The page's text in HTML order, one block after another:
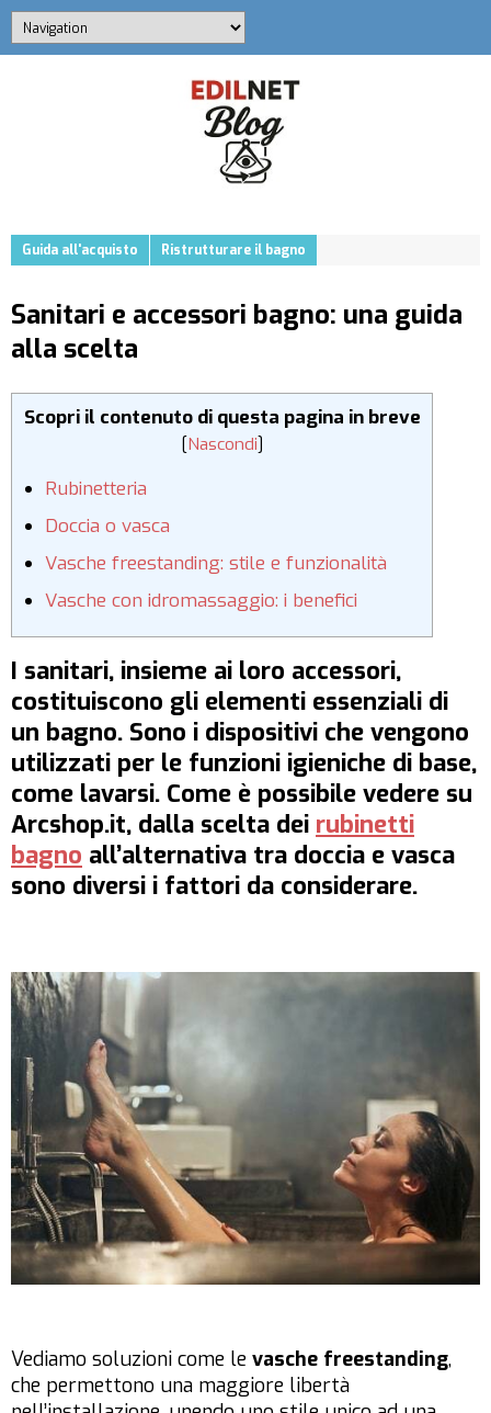
Guida all'acquisto Ristrutturare il bagno
Sanitari e accessori bagno: una guida
alla scelta
Scopri il contenuto di questa pagina in breve
[Nascondi]
Rubinetteria
Doccia o vasca
Vasche freestanding: stile e funzionalità
Vasche con idromassaggio: i benefici
I sanitari, insieme ai loro accessori,
costituiscono gli elementi essenziali di
un bagno. Sono i dispositivi che vengono
utilizzati per le funzioni igieniche di base,
come lavarsi. Come è possibile vedere su
Arcshop.it, dalla scelta dei rubinetti
bagno all’alternativa tra doccia e vasca
sono diversi i fattori da considerare.
Vediamo soluzioni come le vasche freestanding,
che permettono una maggiore libertà